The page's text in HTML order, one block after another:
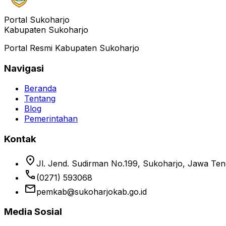
Portal Sukoharjo
Kabupaten Sukoharjo
Portal Resmi Kabupaten Sukoharjo
Navigasi
Beranda
Tentang
Blog
Pemerintahan
Kontak
location_on Jl. Jend. Sudirman No.199, Sukoharjo, Jawa
phone (0271) 593068
emailpemkab@sukoharjokab.go.id
Media Sosial